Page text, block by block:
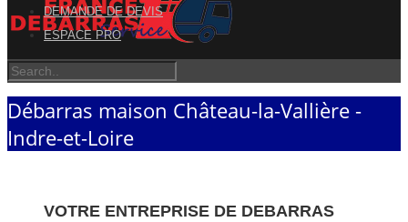
DEMANDE DE DEVIS
ESPACE PRO
Débarras maison Château-la-Vallière -
Indre-et-Loire
VOTRE ENTREPRISE DE DEBARRAS